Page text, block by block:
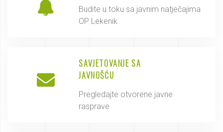
Budite u toku sa javnim natječajima
OP Lekenik
SAVJETOVANJE SA
JAVNOŠĆU
Pregledajte otvorene javne
rasprave